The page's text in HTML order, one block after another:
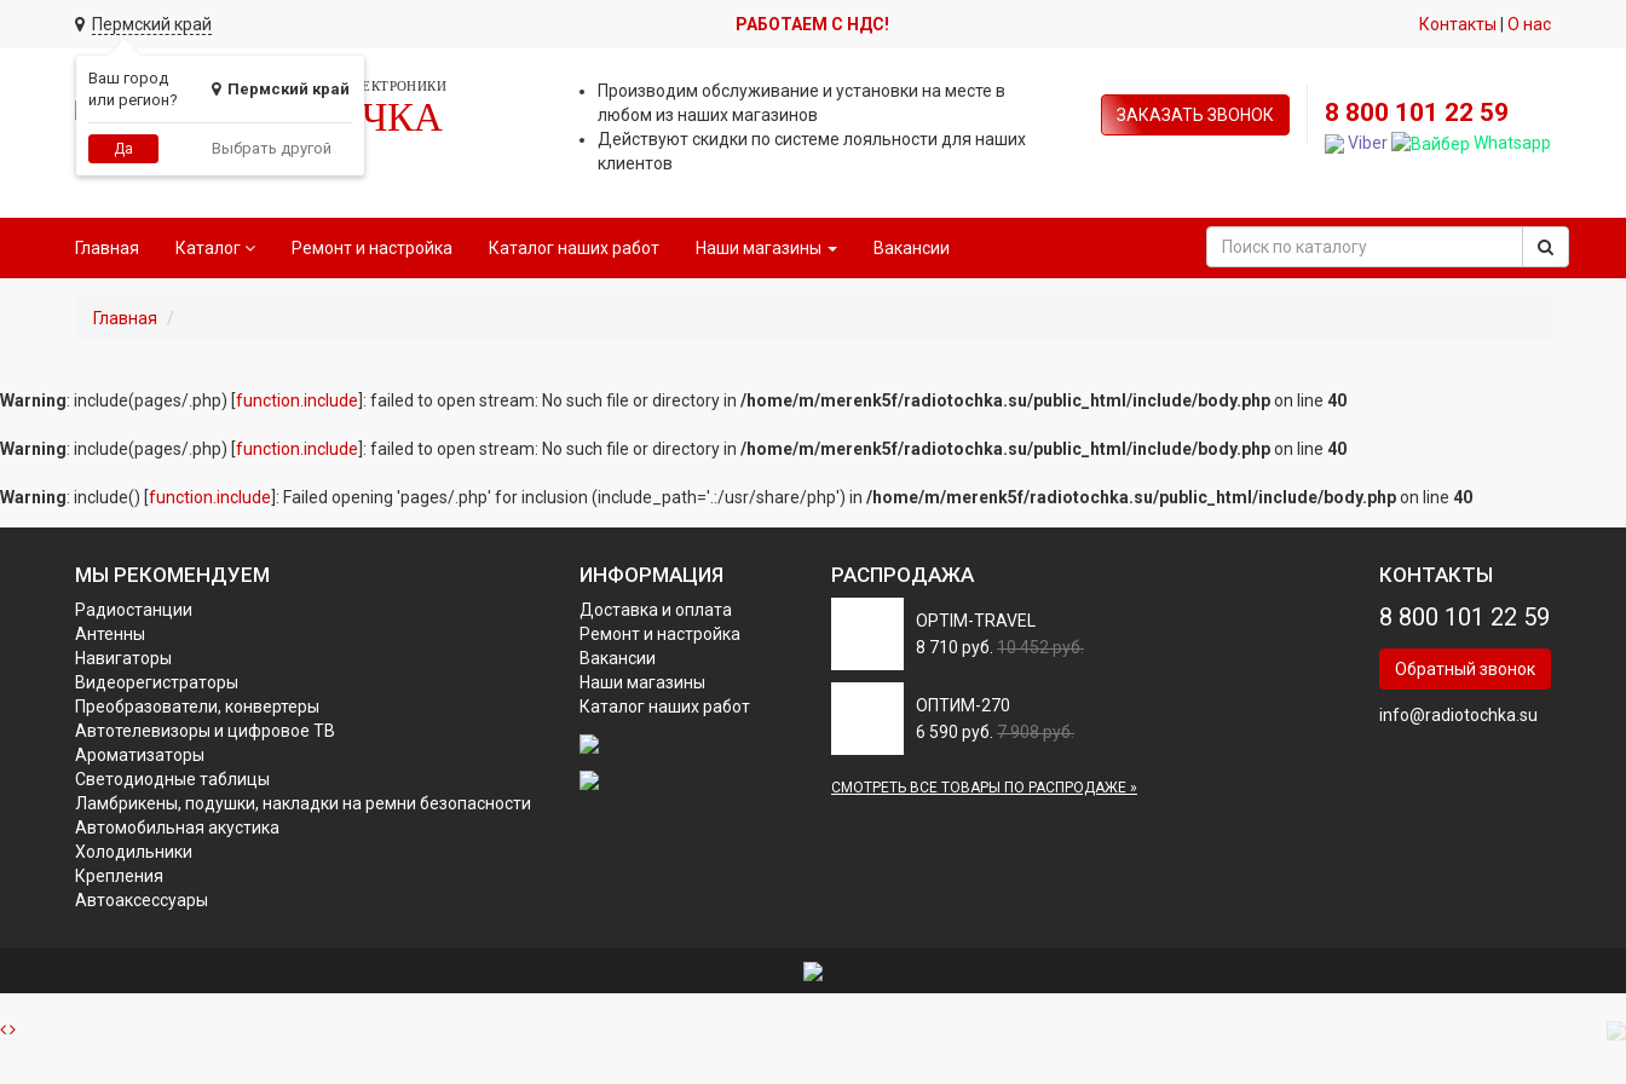
Пермский край
Ваш город
или регион?
Пермский край
Да Выбрать другой
РАБОТАЕМ С НДС! Контакты О нас
СЕТЬ МАГАЗИНОВ АВТОЭЛЕКТРОНИКИ
РАДИОТОЧКА
Производим обслуживание и установки на месте в
любом из наших магазинов
Действуют скидки по системе лояльности для наших
клиентов
ЗАКАЗАТЬ ЗВОНОК 8 800 101 22 59
Viber Whatsapp
Главная Каталог Ремонт и настройка Каталог наших работ Наши магазины Вакансии
Главная
Warning: include(pages/.php) [function.include ]: failed to open stream: No such file or directory in /home/m/merenk5f/radiotochka.su/public_html/include/body.phpon line 40
Warning: include(pages/.php) [function.include ]: failed to open stream: No such file or directory in /home/m/merenk5f/radiotochka.su/public_html/include/body.phpon line 40
Warning: include() [function.include ]: Failed opening 'pages/.php' for inclusion (include_path='.:/usr/share/php') in /home/m/merenk5f/radiotochka.su/public_html/include/body.phpon line 40
МЫ РЕКОМЕНДУЕМ
Радиостанции
Антенны
Навигаторы
Видеорегистраторы
Преобразователи, конвертеры
Автотелевизоры и цифровое ТВ
Ароматизаторы
Светодиодные таблицы
Ламбрикены, подушки, накладки на ремни безопасности
Автомобильная акустика
Холодильники
Крепления
Автоаксессуары
ИНФОРМАЦИЯ
Доставка и оплата
Ремонт и настройка
Вакансии
Наши магазины
Каталог наших работ
РАСПРОДАЖА
OPTIM-TRAVEL
8 710 руб. 10 452 руб.
ОПТИМ-270
6 590 руб. 7 908 руб.
СМОТРЕТЬ ВСЕ ТОВАРЫ ПО РАСПРОДАЖЕ »
КОНТАКТЫ
8 800 101 22 59
Обратный звонок
info@radiotochka.su